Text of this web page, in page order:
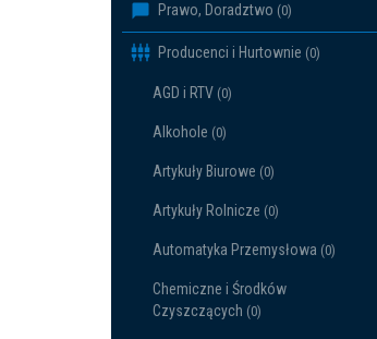
Prawo, Doradztwo (0)
Producenci i Hurtownie (0)
AGD i RTV (0)
Alkohole (0)
Artykuły Biurowe (0)
Artykuły Rolnicze (0)
Automatyka Przemysłowa (0)
Chemiczne i Środków
Czyszczących (0)